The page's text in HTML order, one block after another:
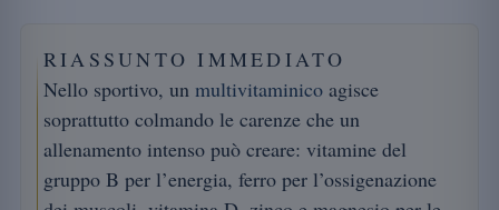
RIASSUNTO IMMEDIATO
Nello sportivo, un multivitaminico agisce
soprattutto colmando le carenze che un
allenamento intenso può creare: vitamine del
gruppo B per l’energia, ferro per l’ossigenazione